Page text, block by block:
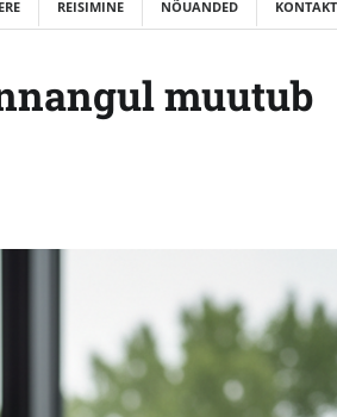
REISIMINE NÕUANDED
muutub